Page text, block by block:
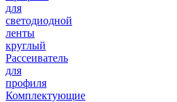
для
светодиодной
ленты
круглый
Рассеиватель
для
профиля
Комплектующие